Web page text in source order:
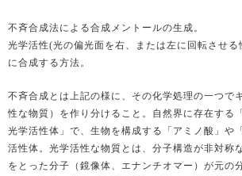
不斉合成法による合成メントールの生成。
光学活性(光の偏光面を右、または左に回転させ
に合成する方法。
不斉合成とは上記の様に、その化学処理の一つで
性な物質）を作り分けること。自然界に存在する
光学活性体」で、生物を構成する「アミノ酸」や
活性体。光学活性な物質とは、分子構造が非対称
をとった分子（鏡像体、エナンチオマー）が元の